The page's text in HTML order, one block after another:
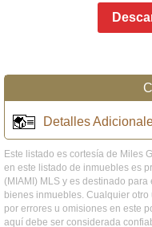
Detalles
Este listado es cortesía de Miles
en este listado de inmuebles es
(MIAMI) MLS y es destinado
bienes inmuebles. Cualquier
por errores u omisiones en este
aquí debe ser considerada